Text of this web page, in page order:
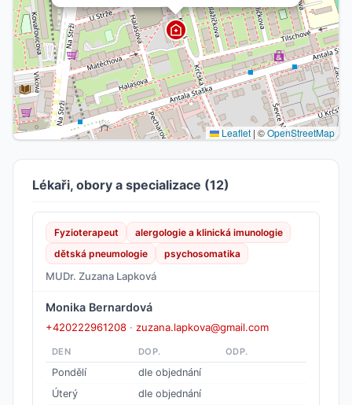
Leaflet | ©OpenStreetMap
Lékaři, obory a specializace (12)
Fyzioterapeut
alergologie a klinická imunologie
dětská pneumologie
psychosomatika
MUDr. Zuzana Lapková
Monika Bernardová
+420222961208 · zuzana.lapkova@gmail.com
DEN DOP. ODP.
Pondělí
dle objednání
Úterý
dle objednání